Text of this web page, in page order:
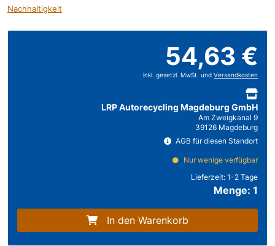
Nachhaltigkeit
54,63 €
inkl. gesetzl. MwSt. und Versandkosten
LRP Autorecycling Magdeburg GmbH
Am Zweigkanal 9
39126 Magdeburg
AGB für diesen Standort
Nur wenige verfügbar
Lieferzeit: 1-2 Tage
Menge: 1
In den Warenkorb